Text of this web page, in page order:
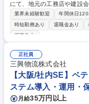
にて、地元の工務店や建設
シなどの建材、エクステリ
様の頼れるパートナーとなり、地域の
社ほどの既存顧客を担当。
し、課題に寄り添った提案
での研修からスタート。製
みを手で触れながら学びま
T。業界未経験でも安心して成長できます◎ 募
創業130年の建材専門商社
業界未経験歓迎 年間休日120
時短勤務あり
退職金あり
服装自由
正社員
三興物流株式会社
【大阪/社内SE】ベ
ステム導入・運用・
月給35万円以上